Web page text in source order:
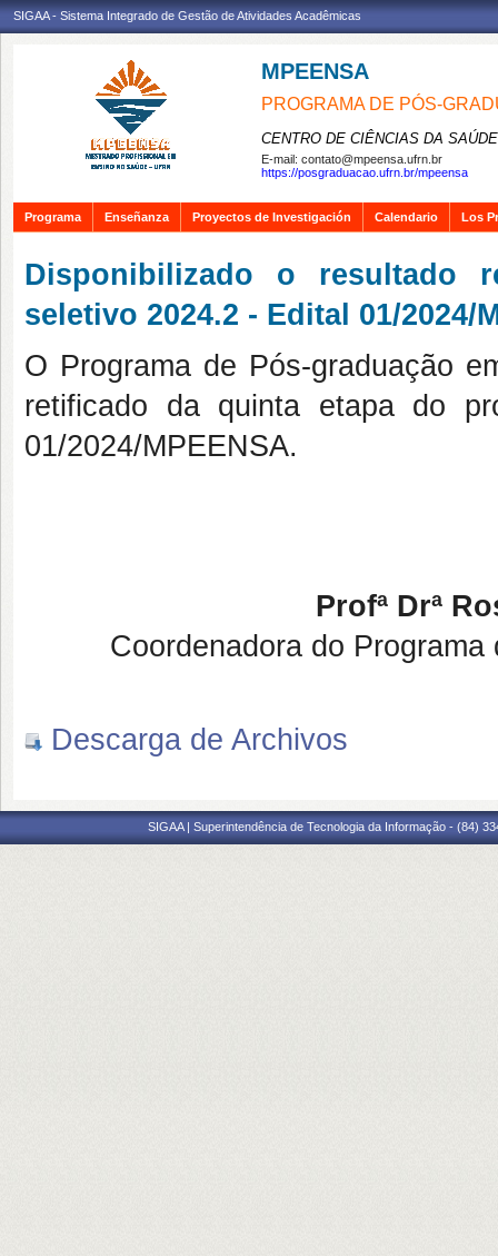
SIGAA - Sistema Integrado de Gestão de Atividades Acadêmicas
MPEENSA
PROGRAMA DE PÓS-
CENTRO DE CIÊNCIAS DA SAÚDE
E-mail: contato@mpeensa.ufrn.br
https://posgraduacao.ufrn.br/mpeensa
Programa Enseñanza Proyectos de Investigación Calendario Los
Disponibilizado o resultado
seletivo 2024.2 - Edital 01/2024/
O Programa de Pós-graduação
retificado da quinta etapa do
01/2024/MPEENSA.
Profª Drª
Coordenadora do
Descarga de Archivos
SIGAA | Superintendência de Tecnologia da Informação - (84)